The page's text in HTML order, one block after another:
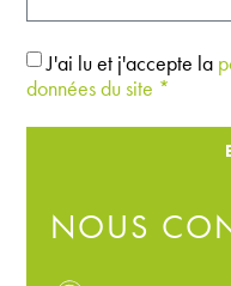
J'ai lu et j'accepte la
données du site *
NOUS